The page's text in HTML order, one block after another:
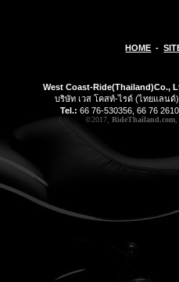
HOME -
West Coast-Ride(Thailand)Co.,
บริษัท เวส โคสท์-ไรด์ (ไทยแลนด์
Tel.: 66 76-530356, 66 76
©2017, RideThailand.com